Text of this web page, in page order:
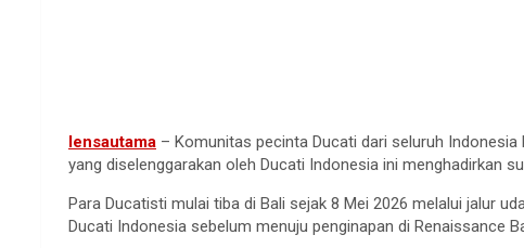
lensautama – Komunitas pecinta Ducati dari seluruh Indonesia
yang diselenggarakan oleh Ducati Indonesia ini menghadirkan
Para Ducatisti mulai tiba di Bali sejak 8 Mei 2026 melalui jalur
Ducati Indonesia sebelum menuju penginapan di Renaissance